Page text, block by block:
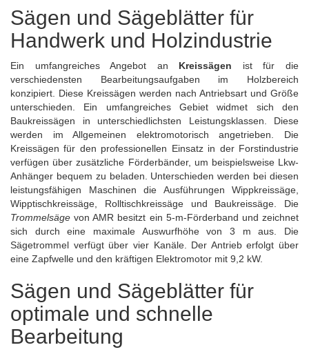
Sägen und Sägeblätter für
Handwerk und Holzindustrie
Ein umfangreiches Angebot an Kreissägen ist für die
verschiedensten Bearbeitungsaufgaben im Holzbereich
konzipiert. Diese Kreissägen werden nach Antriebsart und Größe
unterschieden. Ein umfangreiches Gebiet widmet sich den
Baukreissägen in unterschiedlichsten Leistungsklassen. Diese
werden im Allgemeinen elektromotorisch angetrieben. Die
Kreissägen für den professionellen Einsatz in der Forstindustrie
verfügen über zusätzliche Förderbänder, um beispielsweise Lkw-
Anhänger bequem zu beladen. Unterschieden werden bei diesen
leistungsfähigen Maschinen die Ausführungen Wippkreissäge,
Wipptischkreissäge, Rolltischkreissäge und Baukreissäge. Die
Trommelsäge vonAMR besitzt ein 5-m-Förderband und zeichnet
sich durch eine maximale Auswurfhöhe von 3 m aus. Die
Sägetrommel verfügt über vier Kanäle. Der Antrieb erfolgt über
eine Zapfwelle und den kräftigen Elektromotor mit 9,2 kW.
Sägen und Sägeblätter für
optimale und schnelle
Bearbeitung